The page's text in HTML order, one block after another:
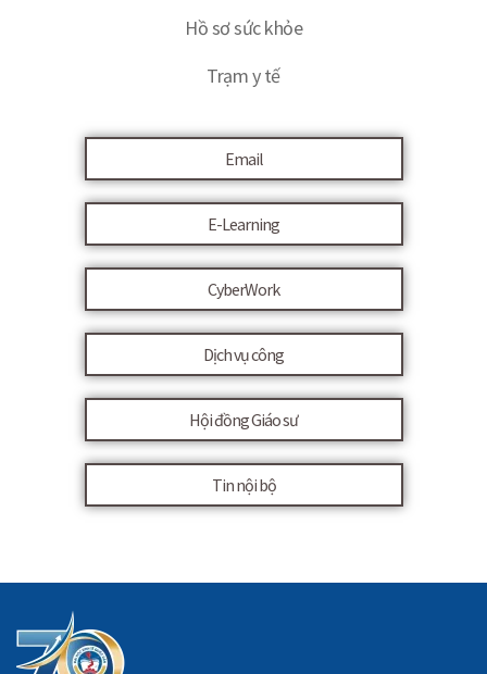
Hồ sơ sức khỏe
Trạm y tế
Email
E-Learning
CyberWork
Dịch vụ công
Hội đồng Giáo sư
Tin nội bộ